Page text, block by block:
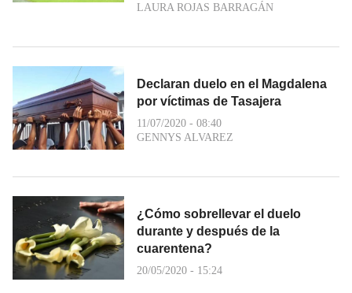
LAURA ROJAS BARRAGÁN
Declaran duelo en el Magdalena
por víctimas de Tasajera
11/07/2020 - 08:40
GENNYS ALVAREZ
¿Cómo sobrellevar el duelo
durante y después de la
cuarentena?
20/05/2020 - 15:24